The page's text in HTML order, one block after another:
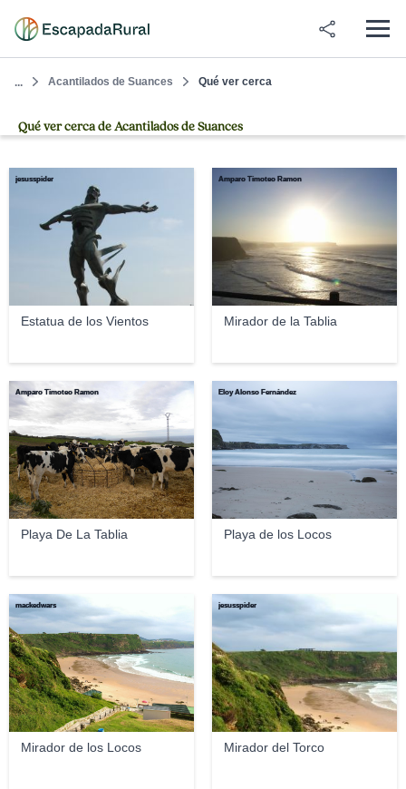
... Acantilados de Suances Qué ver cerca
Qué ver cerca de Acantilados de Suances
Estatua de los Vientos
jesusspider
Mirador de la Tablia
Amparo Timoteo Ramon
Playa De La Tablia
Amparo Timoteo Ramon
Playa de los Locos
Eloy Alonso Fernández
Mirador de los Locos
mackedwars
Mirador del Torco
jesusspider